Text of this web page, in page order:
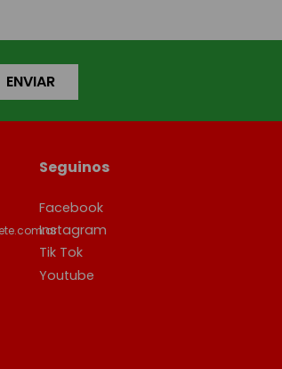
ENVIAR
Seguinos
Facebook
Instagram
Tik Tok
Youtube